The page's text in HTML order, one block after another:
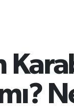
mı?